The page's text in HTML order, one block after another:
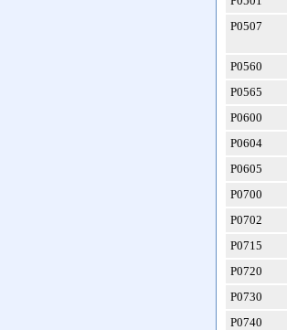
P0507
P0560
P0565
P0600
P0604
P0605
P0700
P0702
P0715
P0720
P0730
P0740